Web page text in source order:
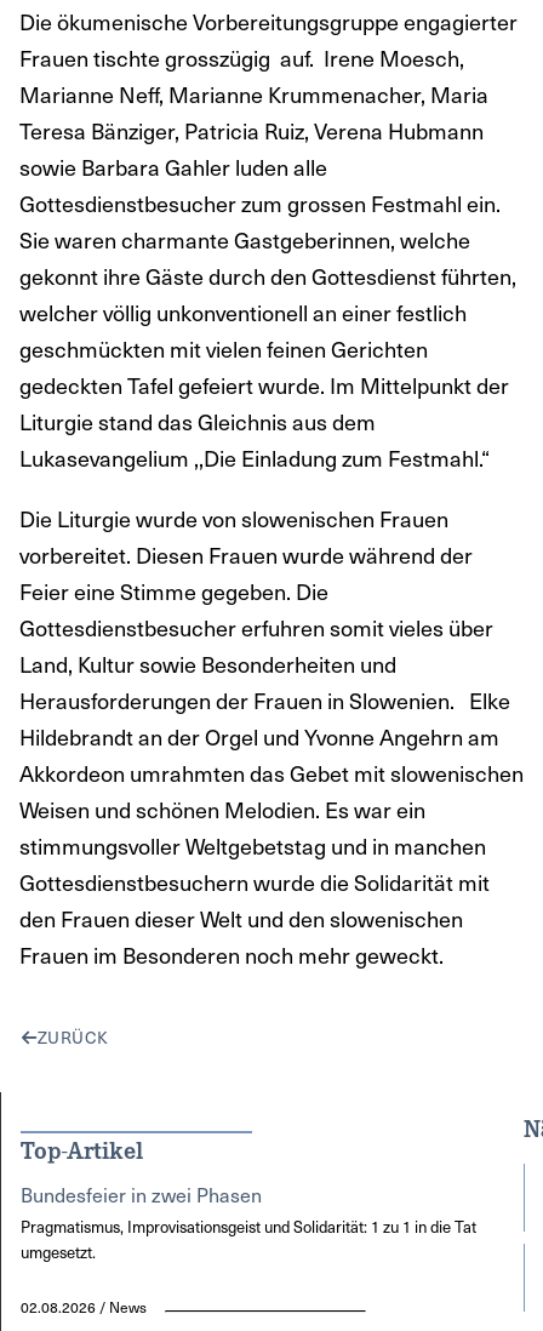
Die ökumenische Vorbereitungsgruppe engagierter
Frauen tischte grosszügig auf. Irene Moesch,
Marianne Neff, Marianne Krummenacher, Maria
Teresa Bänziger, Patricia Ruiz, Verena Hubmann
sowie Barbara Gahler luden alle
Gottesdienstbesucher zum grossen Festmahl ein.
Sie waren charmante Gastgeberinnen, welche
gekonnt ihre Gäste durch den Gottesdienst führten,
welcher völlig unkonventionell an einer festlich
geschmückten mit vielen feinen Gerichten
gedeckten Tafel gefeiert wurde. Im Mittelpunkt der
Liturgie stand das Gleichnis aus dem
Lukasevangelium ,,Die Einladung zum Festmahl.“
Die Liturgie wurde von slowenischen Frauen
vorbereitet. Diesen Frauen wurde während der
Feier eine Stimme gegeben. Die
Gottesdienstbesucher erfuhren somit vieles über
Land, Kultur sowie Besonderheiten und
Herausforderungen der Frauen in Slowenien. Elke
Hildebrandt an der Orgel und Yvonne Angehrn am
Akkordeon umrahmten das Gebet mit slowenischen
Weisen und schönen Melodien. Es war ein
stimmungsvoller Weltgebetstag und in manchen
Gottesdienstbesuchern wurde die Solidarität mit
den Frauen dieser Welt und den slowenischen
Frauen im Besonderen noch mehr geweckt.
ZURÜCK
Top-Artikel
Bundesfeier in zwei Phasen
Pragmatismus, Improvisationsgeist und Solidarität: 1 zu 1 in die Tat
umgesetzt.
02.08.2026 / News